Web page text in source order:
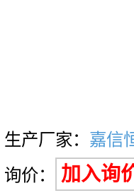
生产厂家： 嘉信
询价：
加入询